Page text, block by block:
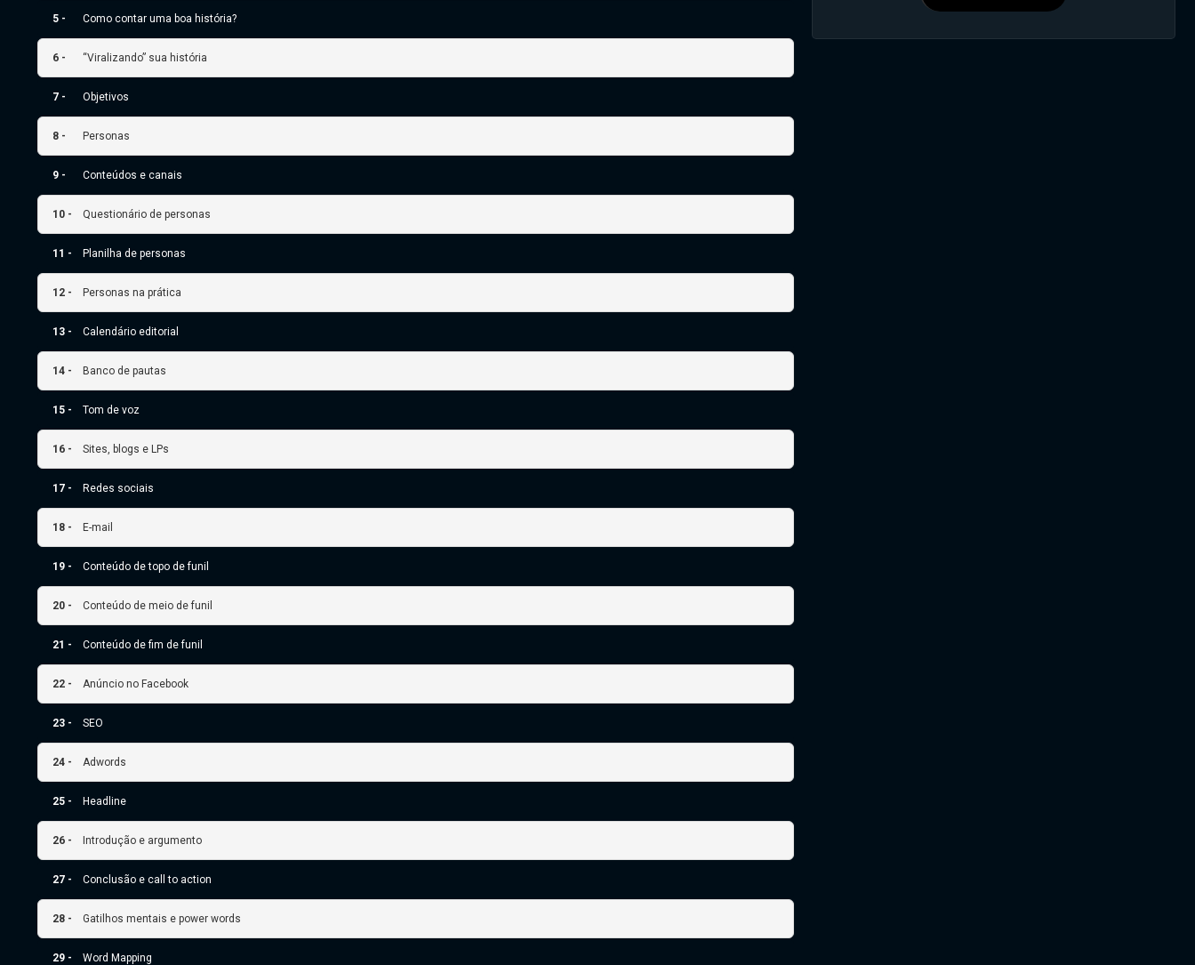
5 - Como contar uma boa história?
6 - “Viralizando” sua história
7 - Objetivos
8 - Personas
9 - Conteúdos e canais
10 - Questionário de personas
11 - Planilha de personas
12 - Personas na prática
13 - Calendário editorial
14 - Banco de pautas
15 - Tom de voz
16 - Sites, blogs e LPs
17 - Redes sociais
18 - E-mail
19 - Conteúdo de topo de funil
20 - Conteúdo de meio de funil
21 - Conteúdo de fim de funil
22 - Anúncio no Facebook
23 - SEO
24 - Adwords
25 - Headline
26 - Introdução e argumento
27 - Conclusão e call to action
28 - Gatilhos mentais e power words
29 - Word Mapping